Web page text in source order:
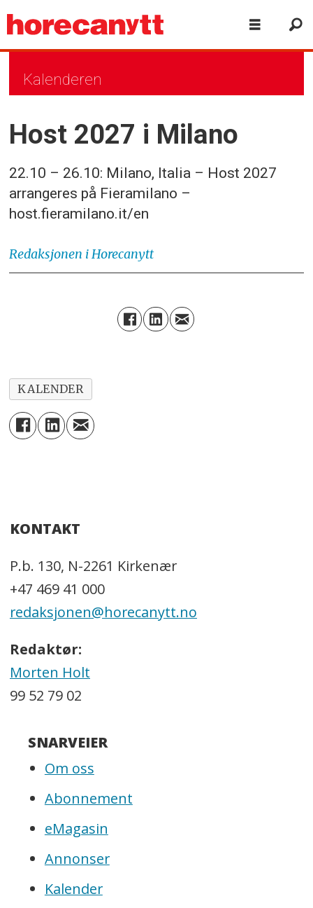
Kalenderen
Host 2027 i Milano
22.10 – 26.10: Milano, Italia – Host 2027
arrangeres på Fieramilano –
host.fieramilano.it/en
Redaksjonen i Horecanytt
KALENDER
KONTAKT
P.b. 130, N-2261 Kirkenær
+47 469 41 000
redaksjonen@horecanytt.no
Redaktør:
Morten Holt
99 52 79 02
SNARVEIER
Om oss
Abonnement
eMagasin
Annonser
Kalender